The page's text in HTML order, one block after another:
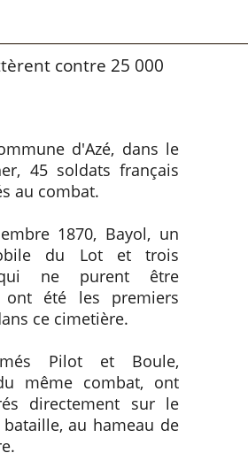
contre 25 000
d'Azé, dans le
45 soldats français
au combat.
1870, Bayol, un
du Lot et trois
ne purent être
ont été les premiers
ce cimetière.
Pilot et Boule,
même combat, ont
directement sur le
au hameau de